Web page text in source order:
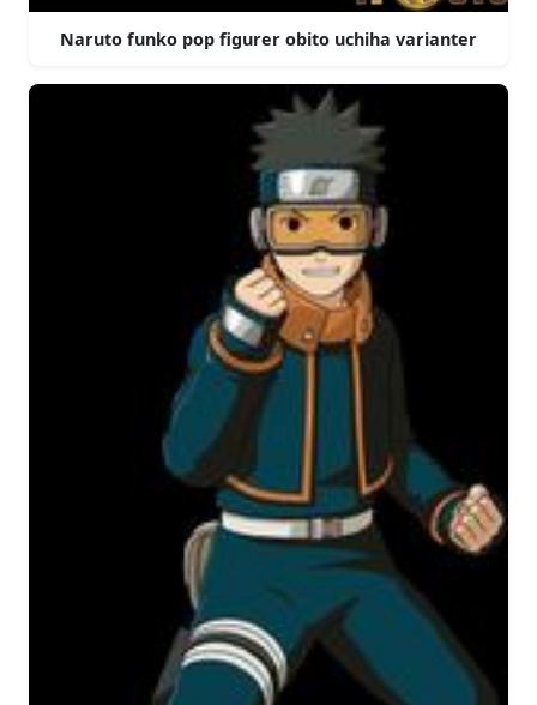
Naruto funko pop figurer obito uchiha varianter